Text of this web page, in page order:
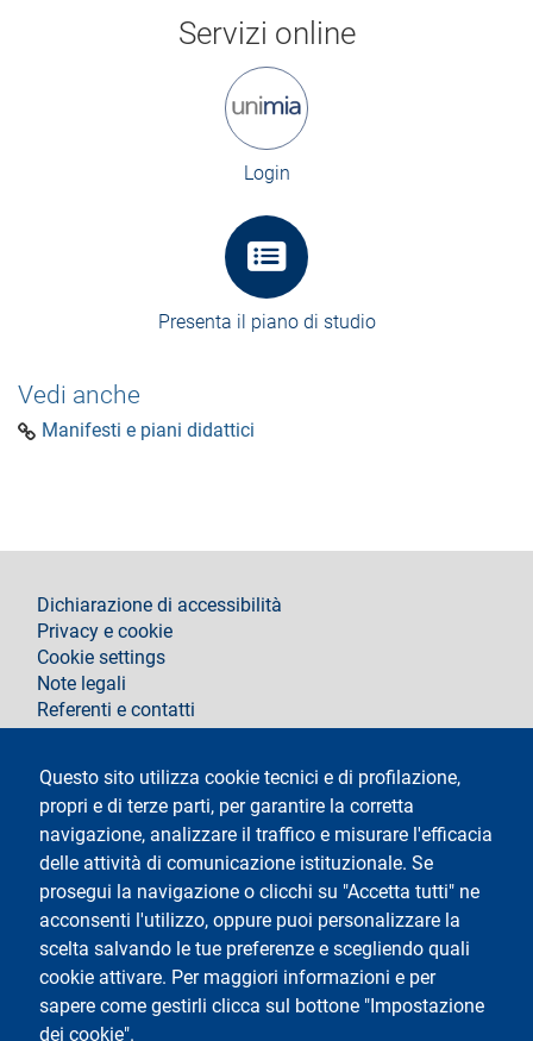
Servizi online
Login
Presenta il piano di studio
Vedi anche
Manifesti e piani didattici
Questo sito utilizza cookie tecnici e di profilazione,
propri e di terze parti, per garantire la corretta
navigazione, analizzare il traffico e misurare l'efficacia
delle attività di comunicazione istituzionale. Se
prosegui la navigazione o clicchi su "Accetta tutti" ne
acconsenti l'utilizzo, oppure puoi personalizzare la
scelta salvando le tue preferenze e scegliendo quali
cookie attivare. Per maggiori informazioni e per
sapere come gestirli clicca sul bottone "Impostazione
dei cookie".
footer
Dichiarazione di accessibilità
Privacy e cookie
Cookie settings
Note legali
Referenti e contatti
Testo
Università degli Studi di Milano
Via Festa del Perdono 7 - 20122 Milano
Tel.+39 02 5032 5032
Posta elettronica certificata